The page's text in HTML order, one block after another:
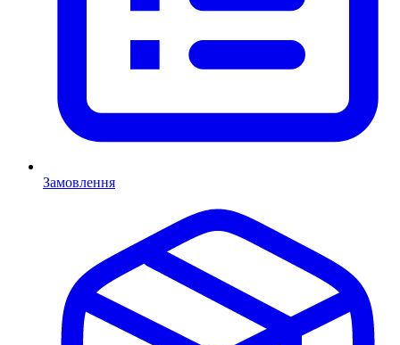
Замовлення